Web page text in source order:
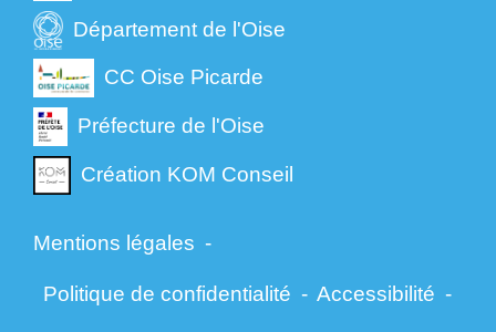
Département de l'Oise
CC Oise Picarde
Préfecture de l'Oise
Création KOM Conseil
Mentions légales -
Politique de confidentialité - Accessibilité -